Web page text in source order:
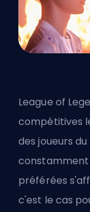
League of
compétitives
des joueurs
constamment
préférées
c'est le cas